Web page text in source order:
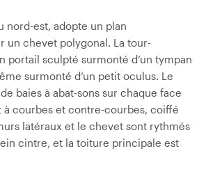
nord-est, adopte un plan
un chevet polygonal. La tour-
portail sculpté surmonté d’un tympan
surmonté d’un petit oculus. Le
baies à abat-sons sur chaque face
à courbes et contre-courbes, coiffé
latéraux et le chevet sont rythmés
cintre, et la toiture principale est